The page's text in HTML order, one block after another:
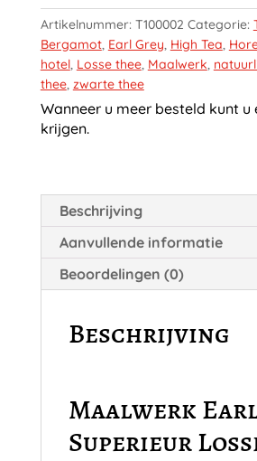
Losse
Thee
aantal
Artikelnummer: T100002 Categorie:
Bergamot, Earl Grey High Tea
hotel, Losse thee, Maalwerk
thee, zwarte thee
Wanneer u meer besteld kunt
krijgen.
Beschrijving
Aanvullende informatie
Beoordelingen (0)
Beschrijving
Maalwerk
Superieur